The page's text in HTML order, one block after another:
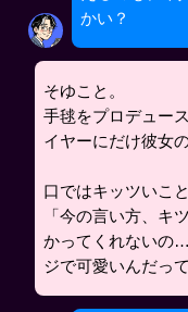
かい？
そゆこと。
手毬をプロデュー
イヤーにだけ彼女
口ではキッツいこ
「今の言い方、
かってくれないの
ジで可愛いんだって